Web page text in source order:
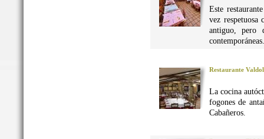
Este
vez
antiguo, pero
contemporáneas.
Restaurante
La cocina
fogones de
Cabañeros.